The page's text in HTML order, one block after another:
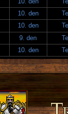
10. den
10. den
9. den
10. den